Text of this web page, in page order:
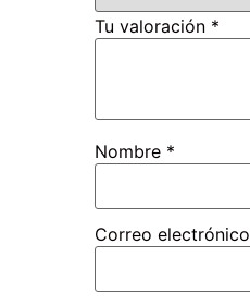
Tu valoración *
Nombre *
Correo electrónico